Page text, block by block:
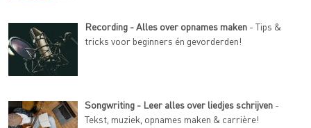
Recording - Alles over opnames maken - Tips &
tricks voor beginners én gevorderden!
Songwriting - Leer alles over liedjes schrijven -
Tekst, muziek, opnames maken & carrière!